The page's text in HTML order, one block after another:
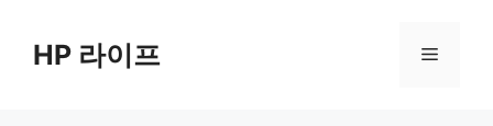
HP 라이프 메